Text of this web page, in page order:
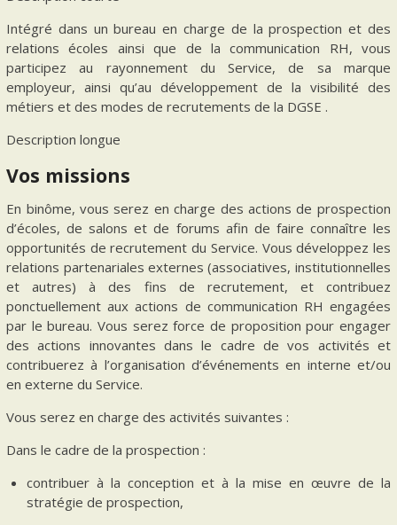
Intégré dans un bureau en charge de la prospection et des
relations écoles ainsi que de la communication RH, vous
participez au rayonnement du Service, de sa marque
employeur, ainsi qu’au développement de la visibilité des
métiers et des modes de recrutements de la DGSE .
Description longue
Vos missions
En binôme, vous serez en charge des actions de prospection
d’écoles, de salons et de forums afin de faire connaître les
opportunités de recrutement du Service. Vous développez les
relations partenariales externes (associatives, institutionnelles
et autres) à des fins de recrutement, et contribuez
ponctuellement aux actions de communication RH engagées
par le bureau. Vous serez force de proposition pour engager
des actions innovantes dans le cadre de vos activités et
contribuerez à l’organisation d’événements en interne et/ou
en externe du Service.
Vous serez en charge des activités suivantes :
Dans le cadre de la prospection :
contribuer à la conception et à la mise en œuvre de la
stratégie de prospection,